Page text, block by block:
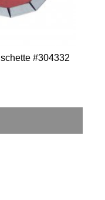
#304332